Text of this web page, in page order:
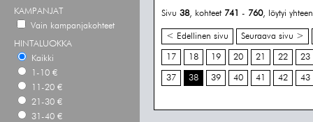
KAMPANJAT
Vain kampanjakohteet
HINTALUOKKA
Kaikki
1-10 €
11-20 €
21-30 €
31-40 €
Sivu 38, kohteet 741 - 760, löytyi
< Edellinen sivu Seuraava sivu >
17 18 19 20 21 22 23
37 38 39 40 41 42 43